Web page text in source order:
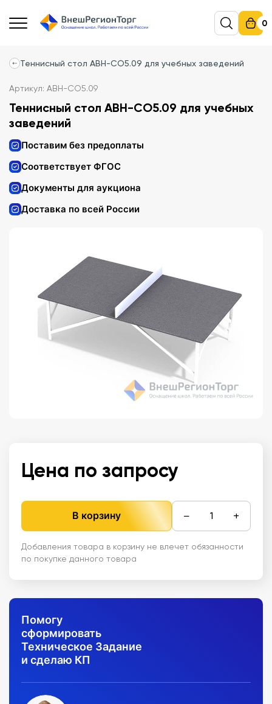
0
Теннисный стол АВН-СО5.09 для учебных заведений
Артикул: АВН-СО5.09
Теннисный стол АВН-СО5.09 для учебных
заведений
Поставим без предоплаты
Соответствует ФГОС
Документы для аукциона
Доставка по всей России
Цена по запросу
В корзину − +
Добавления товара в корзину не влечет обязанности
по покупке данного товара
Помогу
сформировать
Техническое Задание
и сделаю КП